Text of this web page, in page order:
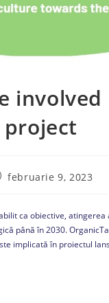
involved
project
februarie 9, 2023
ca obiective,
până în 2030.
implicată în proiectul